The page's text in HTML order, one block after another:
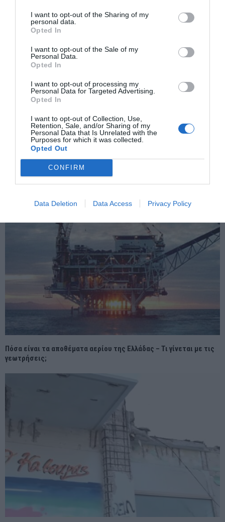
I want to opt-out of the Sharing of my
personal data.
Opted In
I want to opt-out of the Sale of my
Personal Data.
Opted In
I want to opt-out of processing my
Personal Data for Targeted Advertising.
Opted In
I want to opt-out of Collection, Use,
Retention, Sale, and/or Sharing of my
Personal Data that Is Unrelated with the
Purposes for which it was collected.
Opted Out
CONFIRM
Data Deletion Data Access Privacy Policy
ΑΕΡΟΠΟΡΙΑ: ΚΙΝΗΤΑ ΚΑΙ POWER BANKS ΣΤΟ ΕΠΙΚΕΝΤΡΟ ΤΗΣ
ΜΕΓΑΛΥΤΕΡΗΣ ΑΥΞΑΝΟΜΕΝΗΣ ΑΠΕΙΛΗΣ ΓΙΑ ΤΙΣ ΠΤΗΣΕΙΣ
Πόσα είναι τα αποθέματα αερίου της Ελλάδας – Τι γίνεται με τις
γεωτρήσεις;